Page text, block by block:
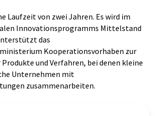
Laufzeit von zwei Jahren. Es wird im
Innovationsprogramms Mittelstand
das
Kooperationsvorhaben zur
und Verfahren, bei denen kleine
Unternehmen mit
zusammenarbeiten.